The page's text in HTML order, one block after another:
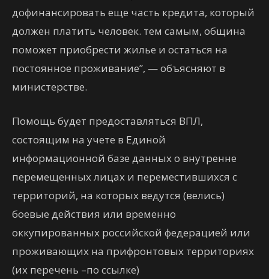
дофинансировать еще часть кредита, который
должен платить человек. тем самым, община
поможет приобрести жилье и остаться на
постоянное проживание”, — объясняют в
министерстве.
Помощь будет предоставляться ВПЛ,
состоящим на учете в Единой
информационной базе данных о внутренне
перемещенных лицах и переместившихся с
территорий, на которых ведутся (велись)
боевые действия или временно
оккупированных российской федерацией или
проживающих на прифронтовых территориях
(их перечень –по ссылке)